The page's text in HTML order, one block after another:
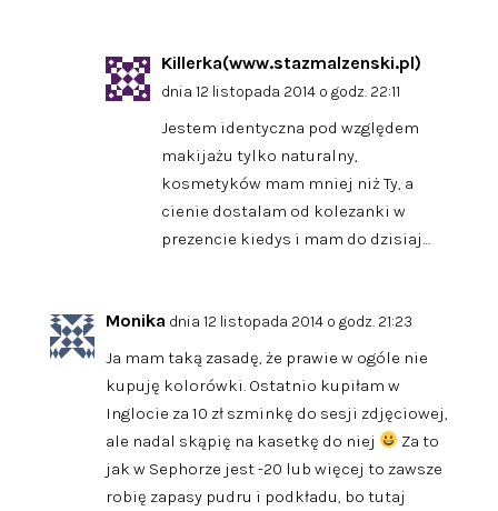
Killerka(www.stazmalzenski.pl)
dnia 12 listopada 2014 o godz. 22:11
Jestem identyczna pod względem
makijażu tylko naturalny,
kosmetyków mam mniej niż Ty, a
cienie dostalam od kolezanki w
prezencie kiedys i mam do dzisiaj…
Monika dnia 12 listopada 2014 o godz. 21:23
Ja mam taką zasadę, że prawie w ogóle nie
kupuję kolorówki. Ostatnio kupiłam w
Inglocie za 10 zł szminkę do sesji zdjęciowej,
ale nadal skąpię na kasetkę do niej
Za to
jak w Sephorze jest -20 lub więcej to zawsze
robię zapasy pudru i podkładu, bo tutaj